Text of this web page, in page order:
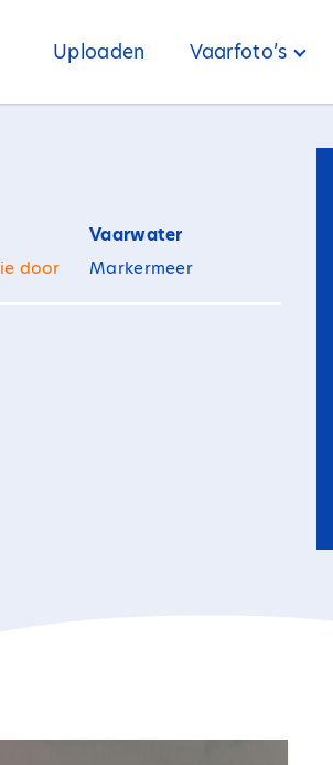
Uploaden Vaarfoto’s
door
Vaarwater
Markermeer